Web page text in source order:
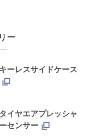
ー
キーレスサイドケース
タイヤエアプレッシャ
ーセンサー